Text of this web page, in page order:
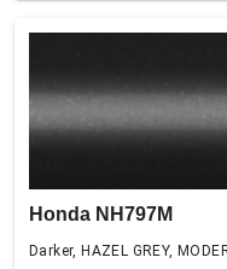
Honda NH797M
Darker, HAZEL GREY,